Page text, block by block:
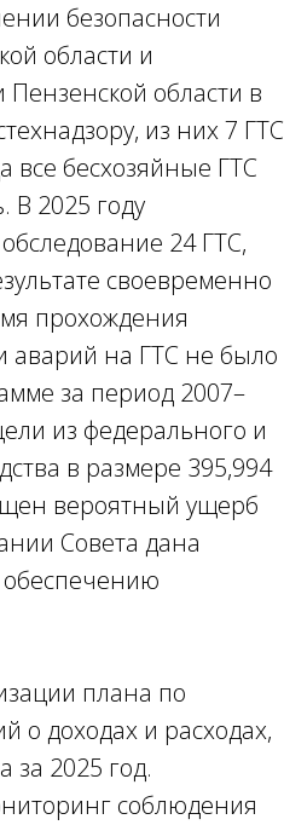
безопасности
области и
области в
из них 7 ГТС
все бесхозяйные ГТС
В 2025 году
24 ГТС,
своевременно
прохождения
аварий на ГТС не было
за период 2007–
из федерального и
в размере 395,994
вероятный ущерб
Совета дана
обеспечению
плана по
о доходах и расходах,
за 2025 год.
соблюдения